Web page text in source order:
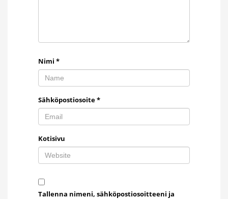
Nimi *
Sähköpostiosoite*
Kotisivu
Tallenna nimeni, sähköpostiosoitteeni ja